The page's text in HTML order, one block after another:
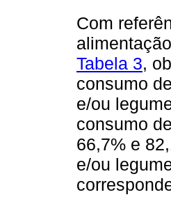
Com
Tabela 3,
consumo
e/ou
consumo
66,7% e
e/ou